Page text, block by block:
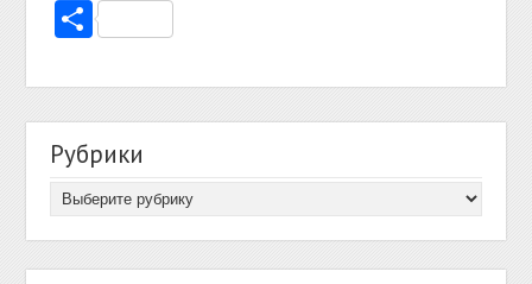
Отправить
Рубрики